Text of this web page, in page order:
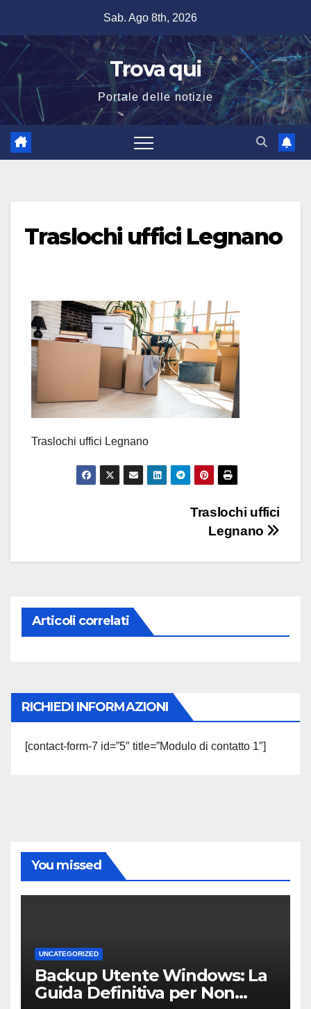
contenuto
Sab. Ago 8th, 2026
Trova qui
Portale delle notizie
Traslochi uffici Legnano
Traslochi uffici Legnano
Traslochi uffici
Legnano
Articoli correlati
RICHIEDI INFORMAZIONI
[contact-form-7 id=”5″ title=”Modulo di contatto 1″]
You missed
UNCATEGORIZED
Backup Utente Windows: La
Guida Definitiva per Non